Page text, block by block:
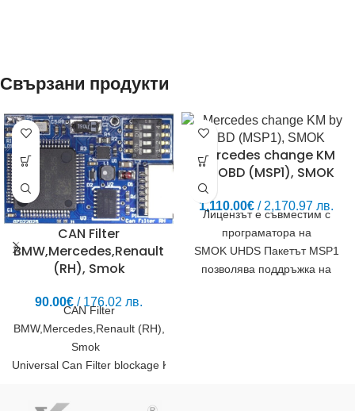
Свързани продукти
CAN Filter
BMW,Mercedes,Renault
(RH), Smok
90.00€ / 176.02 лв.
CAN Filter
BMW,Mercedes,Renault (RH),
Smok
Universal Can Filter blockage KM and
Can Filter RX/RH – .pdf Can
Mercedes change KM
by OBD (MSP1), SMOK
1,110.00€ / 2,170.97 лв.
Лицензът е съвместим с
програматора на
SMOK UHDS Пакетът MSP1
позволява поддръжка на